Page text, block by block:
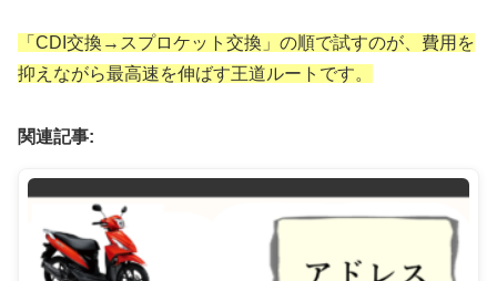
「CDI交換→スプロケット交換」の順で試すのが、費用を
抑えながら最高速を伸ばす王道ルートです。
関連記事: